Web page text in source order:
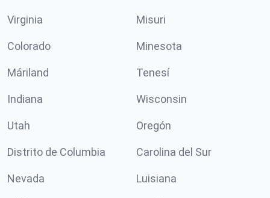
Virginia Misuri
Colorado Minesota
Máriland Tenesí
Indiana Wisconsin
Utah Oregón
Distrito de Columbia Carolina del Sur
Nevada Luisiana